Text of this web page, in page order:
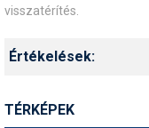
visszatérítés.
Értékelések:
TÉRKÉPEK